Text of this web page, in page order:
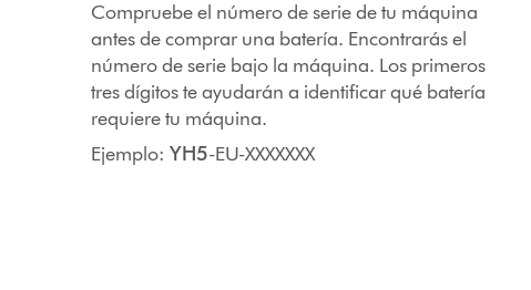
Compruebe el número de serie de tu máquina
antes de comprar una batería. Encontrarás el
número de serie bajo la máquina. Los primeros
tres dígitos te ayudarán a identificar qué batería
requiere tu máquina.
Ejemplo:YH5-EU-XXXXXXX